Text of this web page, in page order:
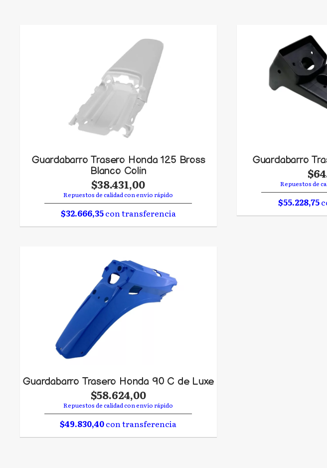
Guardabarro Trasero Honda 125 Bross
Blanco Colin
$38.431,00
Repuestos de calidad con envío rápido
$32.666,35con transferencia
Guardabarro
Repuestos de
$55.228,75
Guardabarro Trasero Honda 90 C de Luxe
$58.624,00
Repuestos de calidad con envío rápido
$49.830,40con transferencia